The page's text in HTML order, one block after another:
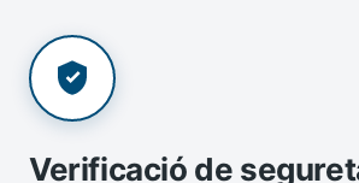
Verificació de